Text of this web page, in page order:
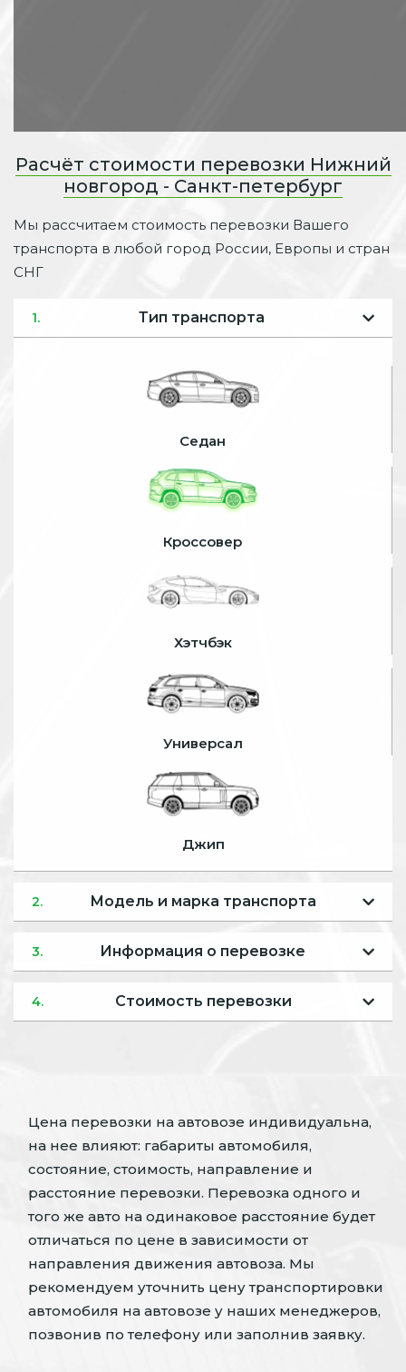
Расчёт стоимости перевозки Нижний
новгород - Санкт-петербург
Мы рассчитаем стоимость перевозки Вашего
транспорта в любой город России, Европы и стран
СНГ
1. Тип транспорта
Седан
Кроссовер
Хэтчбэк
Универсал
Джип
2. Модель и марка транспорта
3. Информация о перевозке
4. Стоимость перевозки
Цена перевозки на автовозе индивидуальна,
на нее влияют: габариты автомобиля,
состояние, стоимость, направление и
расстояние перевозки. Перевозка одного и
того же авто на одинаковое расстояние будет
отличаться по цене в зависимости от
направления движения автовоза. Мы
рекомендуем уточнить цену транспортировки
автомобиля на автовозе у наших менеджеров,
позвонив по телефону или заполнив заявку.